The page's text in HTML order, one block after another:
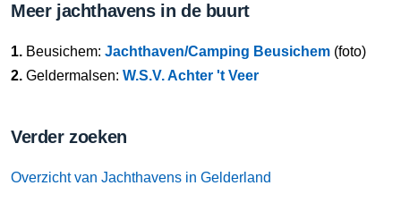
Meer jachthavens in de buurt
1. Beusichem: Jachthaven/Camping Beusichem (foto)
2. Geldermalsen: W.S.V. Achter 't Veer
Verder zoeken
Overzicht van Jachthavens in Gelderland